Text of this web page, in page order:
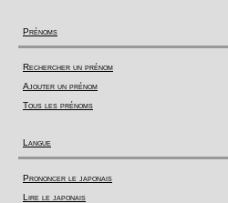
Prénoms
Rechercher un prénom
Ajouter un prénom
Tous les prénoms
Langue
Prononcer le japonais
Lire le japonais